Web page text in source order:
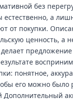
без
естественно, а
от покупки.
ценность, а
понятное,
его можно было